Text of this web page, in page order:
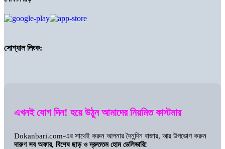
সোশ্যাল লিংক:
এখনই যোগ দিন! হয়ে উঠুন আমাদের নিয়মিত কাস্টমার
Dokanbari.com-এর সাথেই করুন আপনার দৈনন্দিন বাজার, আর উপভোগ করুন
দারুণ সব অফার, বিশেষ ছাড় ও দ্রুততম হোম ডেলিভারি!